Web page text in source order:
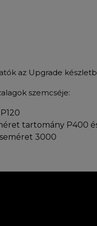
az Upgrade
szemcséje:
tartomány P400
3000